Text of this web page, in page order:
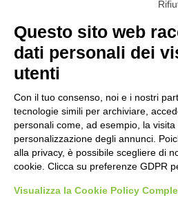
E-Book
Blog
NOTE LEGALI
Informative Privacy
Security Policy
Documentazione contrattuale e
Condizioni generali di fornitura
Condizioni di vendita
Condizioni del servizio di supporto
Questo sito web
dati personali dei
utenti
Con il tuo consenso, noi e i nostri
tecnologie simili per archiviare,
personali come, ad esempio, la visita
personalizzazione degli annunci.
alla privacy, è possibile scegliere di
cookie. Clicca su preferenze GDPR
Visualizza la Cookie Policy